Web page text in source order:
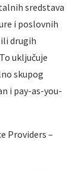
sredstava
i poslovnih
drugih
uključuje
skupog
i pay-as-you-
Providers –